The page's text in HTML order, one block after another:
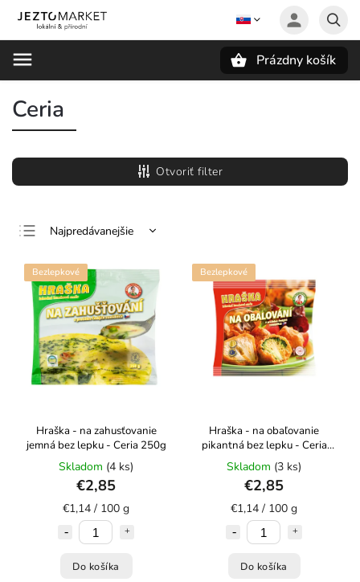
Prázdny košík
Ceria
Otvoriť filter
Najpredávanejšie
Najdrahšie
Abecedne
Bezlepkové
Hraška - na zahusťovanie
jemná bez lepku - Ceria 250g
Skladom (4 ks)
€2,85
€1,14 / 100 g
Do košíka
Bezlepkové
Hraška - na obaľovanie
pikantná bez lepku - Ceria
250g
Skladom (3 ks)
€2,85
€1,14 / 100 g
Do košíka